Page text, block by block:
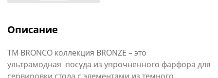
Описание
ТМ BRONCO коллекция BRONZE – это
ультрамодная посуда из упрочненного фарфора для